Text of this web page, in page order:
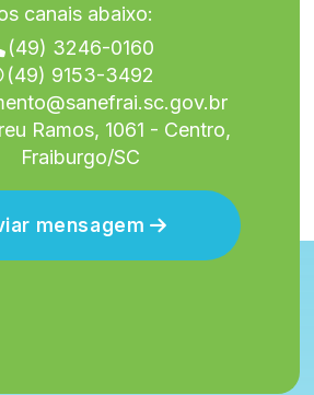
canais abaixo:
(49) 3246-0160
(49) 9153-3492
Ramos, 1061 - Centro,
Fraiburgo/SC
mensagem